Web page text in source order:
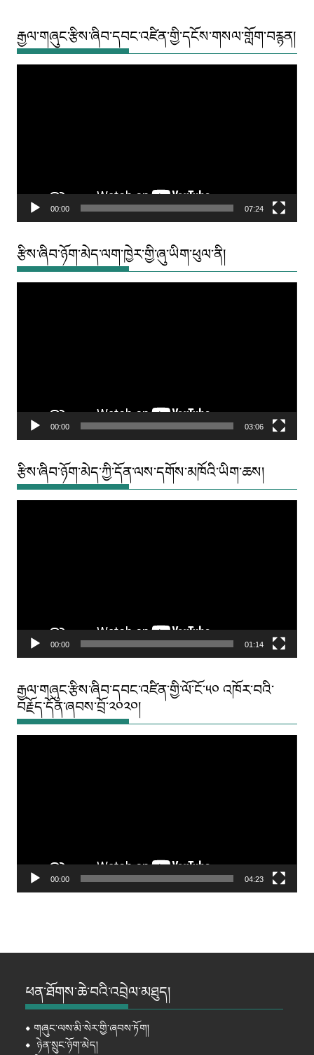
རྒྱལ་གཞུང་རྩིས་ཞིབ་དབང་འཛིན་གྱི་དངོས་གསལ་གློག་བརྙན།
00:00 07:24
རྩིས་ཞིབ་ཉོག་མེད་ལག་ཁྱེར་གྱི་ཞུ་ཡིག་ཕུལ་ནི།
00:00 03:06
རྩིས་ཞིབ་ཉོག་མེད་ཀྱི་དོན་ལས་དགོས་མཁོའི་ཡིག་ཆས།
00:00 01:14
རྒྱལ་གཞུང་རྩིས་ཞིབ་དབང་འཛིན་གྱི་ལོ་ངོ་༥༠ འཁོར་བའི་
བརྗོད་དོན་ཞབས་བྲོ་༢༠༢༠།
00:00 04:23
ཕན་ཐོགས་ཆེ་བའི་འབྲེལ་མཐུད།
⦁གཞུང་ལས་མི་སེར་གྱི་ཞབས་ཏོག།
⦁ ཉེན་སྲུང་ཉོག་མེད།